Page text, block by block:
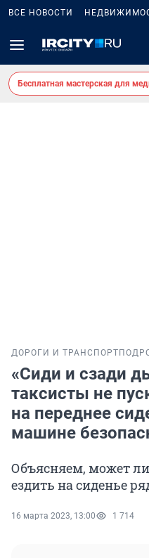
ВСЕ НОВОСТИ
Бесплатная мастерская для
ДОРОГИ И ТРАНСПОРТ
«Сиди и сзади
таксисты не
на переднее
машине
Объясняем, может
ездить на сиденье
16 марта 2023, 13:00 1 714